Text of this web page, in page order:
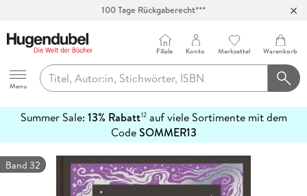
100 Tage Rückgaberecht***
Hugendubel
Menu
Filiale Konto Merkzettel Warenkorb
Summer Sale: 13% Rabatt12auf viele Sortimente mit dem
CodeSOMMER13
erfahren
Band 32